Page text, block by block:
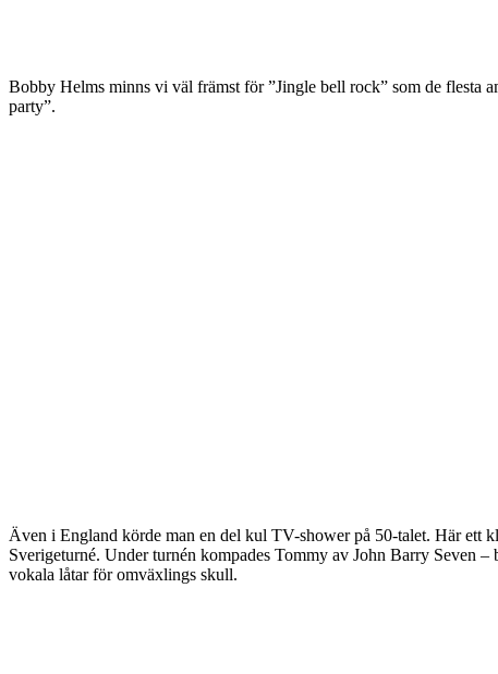
Bobby Helms minns vi väl främst för ”Jingle bell rock” som de flesta
party”.
Även i England körde man en del kul TV-shower på 50-talet. Här ett
Sverigeturné. Under turnén kompades Tommy av John Barry Seven
vokala låtar för omväxlings skull.